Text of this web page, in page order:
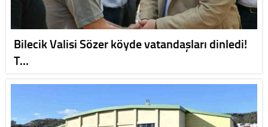
Bilecik Valisi Sözer köyde vatandaşları dinledi!
T…